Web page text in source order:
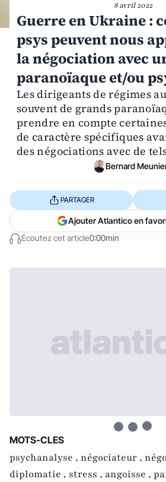
8 avril 2022
Guerre en Ukraine :
psys peuvent nous
la négociation avec
paranoïaque et/ou
Les dirigeants de régimes
souvent de grands
prendre en compte
de caractère spécifiques
des négociations avec de
Bernard
Écoutez cet article0:00min
PARTAGER
Ajouter Atlantico en
MOTS-CLES
psychanalyse , négociateur ,
diplomatie , stress , angoisse ,